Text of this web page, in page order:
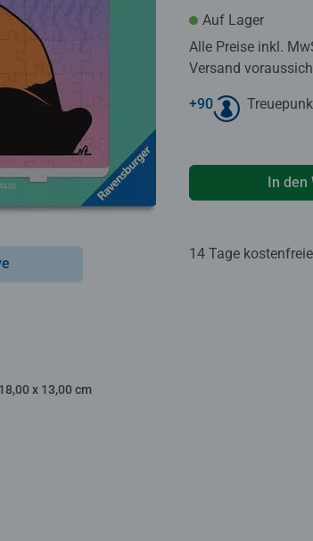
x 13,00 cm
Auf Lager
Alle Preise inkl.
Versand
+90
In den
14 Tage